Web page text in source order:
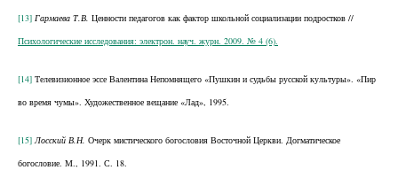
[13] Гармаева Т.В. Ценности педагогов как фактор школьной социализации подростков //
Психологические исследования: электрон. науч. журн. 2009. № 4 (6).
[14] Телевизионное эссе Валентина Непомнящего «Пушкин и судьбы русской культуры». «Пир
во время чумы». Художественное вещание «Лад», 1995.
[15] Лосский В.Н. Очерк мистического богословия Восточной Церкви. Догматическое
богословие. М., 1991. С. 18.